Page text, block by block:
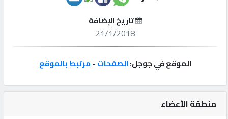
إعلانات
المنتدى
منطقة الأعضاء
تاريخ الإضافة
21/1/2018
الموقع في جوجل:الصفحات-مرتبط بالموقع